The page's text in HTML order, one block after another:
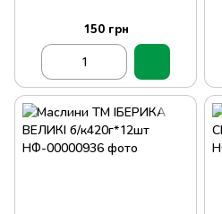
150 грн